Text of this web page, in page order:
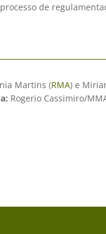
de
Martins (RMA) e
Rogerio Cassimiro/